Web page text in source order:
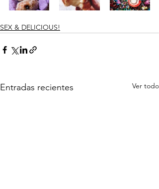
SEX & DELICIOUS!
Entradas recientes Ver todo